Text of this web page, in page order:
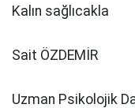
Kalın sağlıcakla
Sait ÖZDEMİR
Uzman Psikolojik